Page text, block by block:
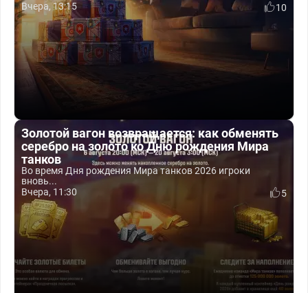
Вчера, 13:15
10
Золотой вагон возвращается: как обменять
серебро на золото ко Дню рождения Мира
танков
Во время Дня рождения Мира танков 2026 игроки
вновь...
Вчера, 11:30
5